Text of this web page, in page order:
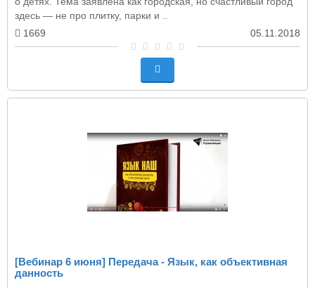
здесь — не про плитку, парки и ..
1669
05.11.2018
[Вебинар 6 июня] Передача - Язык, как объективная
данность